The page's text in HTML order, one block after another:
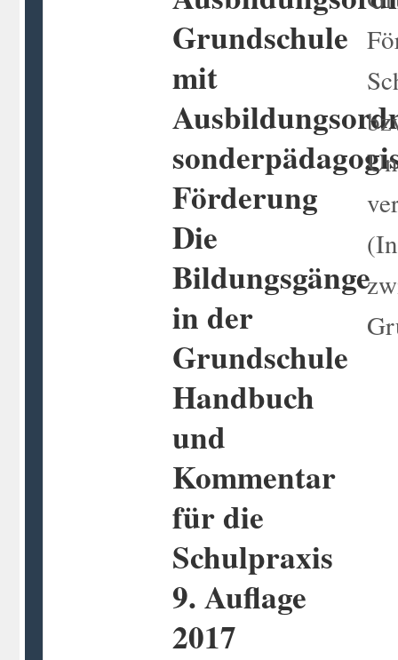
Grundschule
mit
Förderung
Die
Bildungsgänge
in der
Grundschule
Handbuch
und
Kommentar
für die
Schulpraxis
9. Auflage
2017